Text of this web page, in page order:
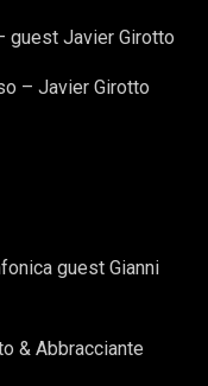
guest Javier Girotto
– Javier Girotto
guest Gianni
& Abbracciante